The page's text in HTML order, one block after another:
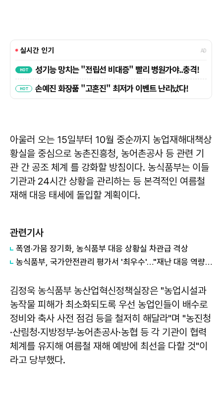
아울러 오는 15일부터 10월 중순까지 농업재해대책상
황실을 중심으로 농촌진흥청, 농어촌공사 등 관련 기
관 간 공조 체계 를 강화할 방침이다. 농식품부는 이들
기관과 24시간 상황을 관리하는 등 본격적인 여름철
재해 대응 태세에 돌입할 계획이다.
관련기사
폭염·가뭄 장기화, 농식품부 대응 상황실 차관급 격상
농식품부, 국가안전관리 평가서 '최우수'…"재난 대응 역량 입증"
김정욱 농식품부 농산업혁신정책실장은 "농업시설과
농작물 피해가 최소화되도록 우선 농업인들이 배수로
정비와 축사 사전 점검 등을 철저히 해달라"며 "농진청
·산림청·지방정부·농어촌공사·농협 등 각 기관이 협력
체계를 유지해 여름철 재해 예방에 최선을 다할 것"이
라고 당부했다.